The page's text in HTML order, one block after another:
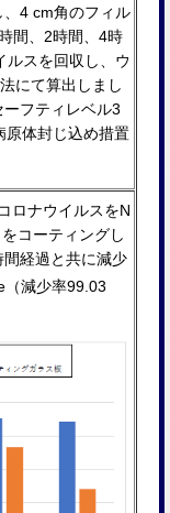
4 cm⾓のフィル
間、2時間、4時
ルスを回収し、ウ
にて算出しまし
フティレベル3
原体封じ込め措置
ロナウイルスをN
コーティングし
経過と共に減少
（減少率99.03